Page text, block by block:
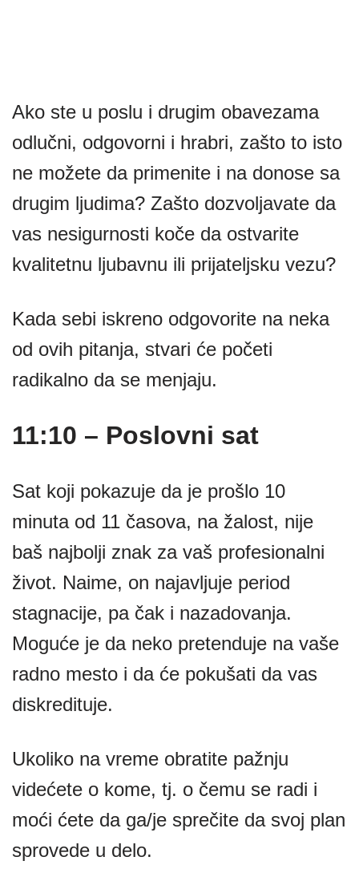
Ako ste u poslu i drugim obavezama
odlučni, odgovorni i hrabri, zašto to isto
ne možete da primenite i na donose sa
drugim ljudima? Zašto dozvoljavate da
vas nesigurnosti koče da ostvarite
kvalitetnu ljubavnu ili prijateljsku vezu?
Kada sebi iskreno odgovorite na neka
od ovih pitanja, stvari će početi
radikalno da se menjaju.
11:10 – Poslovni sat
Sat koji pokazuje da je prošlo 10
minuta od 11 časova, na žalost, nije
baš najbolji znak za vaš profesionalni
život. Naime, on najavljuje period
stagnacije, pa čak i nazadovanja.
Moguće je da neko pretenduje na vaše
radno mesto i da će pokušati da vas
diskredituje.
Ukoliko na vreme obratite pažnju
videćete o kome, tj. o čemu se radi i
moći ćete da ga/je sprečite da svoj plan
sprovede u delo.